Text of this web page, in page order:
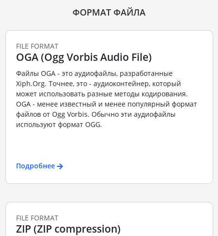
ФОРМАТ ФАЙЛА
FILE FORMAT
OGA (Ogg Vorbis Audio File)
Файлы OGA - это аудиофайлы, разработанные
Xiph.Org. Точнее, это - аудиоконтейнер, который
может использовать разные методы кодирования.
OGA - менее известный и менее популярный формат
файлов от Ogg Vorbis. Обычно эти аудиофайлы
используют формат OGG.
Подробнее
FILE FORMAT
ZIP (ZIP compression)